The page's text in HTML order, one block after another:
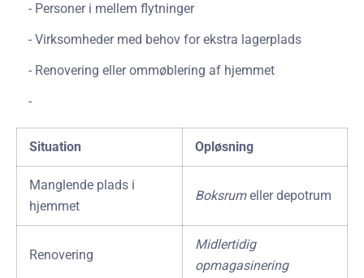
Personer i mellem flytninger
Virksomheder med behov for ekstra lagerplads
Renovering eller ommøblering af hjemmet
Situation Opløsning
Manglende plads i
hjemmet
Boksrumeller depotrum
Renovering
Midlertidig
opmagasinering